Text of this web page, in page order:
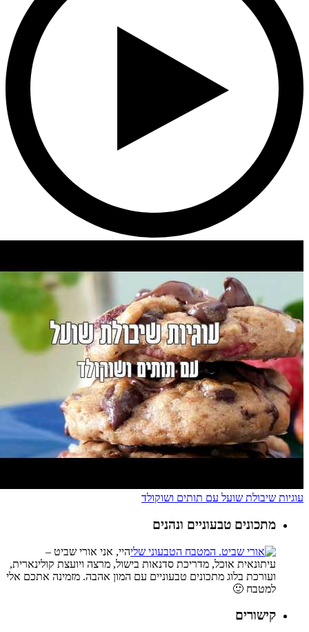
עוגיות שיבולת שועל עם תותים ושוקולד
מתכונים טבעוניים ונהנים
היי, אני אורי שביט –
עיתונאית אוכל, מדריכת סדנאות בישול, מרצה ויועצת קולינארית,
ועורכת בלוג מתכונים טבעוניים עם המון אהבה. מזמינה אתכם אלי
למטבח 🙂
קישורים